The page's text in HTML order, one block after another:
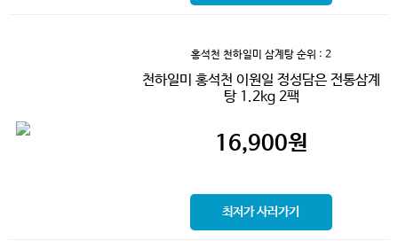
홍석천 천하일미 삼계탕 순위 : 2
천하일미 홍석천 이원일 정성담은 전통삼계
탕 1.2kg 2팩
16,900원
최저가 사러가기